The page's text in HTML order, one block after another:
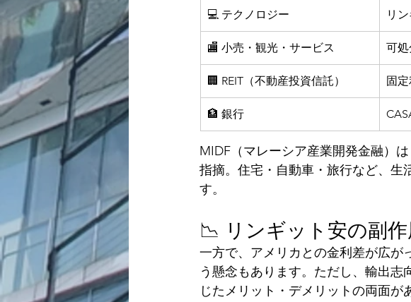
💻 テクノロジー リ
🏬 小売・観光・サービス 可
🏢 REIT（不動産投資信託） 固
🏦 銀行
MIDF （マレーシア産業開発金融）
指摘。住宅・自動車・旅行など、生
す。
📉 リンギット安の副作
一方で、アメリカとの金利差が広が
う懸念もあります。ただし、輸出
じたメリット・デメリットの両面が